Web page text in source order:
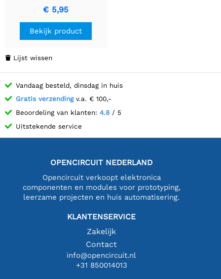
€ 5,95
Bekijk product
 Lijst wissen
Vandaag besteld, dinsdag in huis
Gratis verzendingv.a. € 100,-
Beoordeling van klanten: 4.8 / 5
Uitstekende service
OPENCIRCUIT NEDERLAND
Opencircuit verkoopt elektronica
componenten en modules voor prototyping,
leerzame projecten en huis automatisering.
KLANTENSERVICE
Zakelijk
Contact
info@opencircuit.nl
+31 850014013